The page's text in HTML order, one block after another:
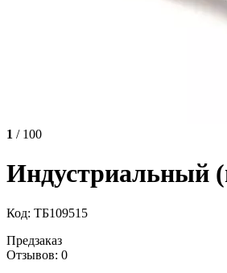
1 / 100
Индустриальный
Код: ТБ109515
Предзаказ
Отзывов: 0